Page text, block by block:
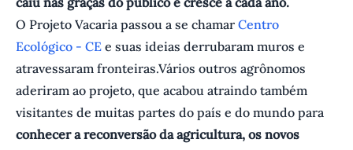
O Projeto Vacaria passou a se chamar Centro
Ecológico - CE e suas ideias derrubaram muros e
atravessaram fronteiras.Vários outros agrônomos
aderiram ao projeto, que acabou atraindo também
visitantes de muitas partes do país e do mundo para
conhecer a reconversão da agricultura, os novos